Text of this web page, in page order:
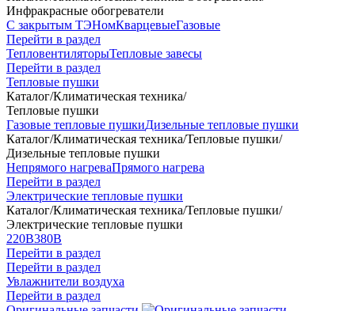
Инфракрасные обогреватели
С закрытым ТЭНомКварцевыеГазовые
Перейти в раздел
ТепловентиляторыТепловые завесы
Перейти в раздел
Тепловые пушки
Каталог/Климатическая техника/
Тепловые пушки
Газовые тепловые пушкиДизельные тепловые пушки
Каталог/Климатическая техника/Тепловые пушки/
Дизельные тепловые пушки
Непрямого нагреваПрямого нагрева
Перейти в раздел
Электрические тепловые пушки
Каталог/Климатическая техника/Тепловые пушки/
Электрические тепловые пушки
220В380В
Перейти в раздел
Перейти в раздел
Увлажнители воздуха
Перейти в раздел